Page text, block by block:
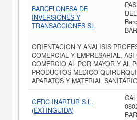
BARCELONESA DE
INVERSIONES Y
TRANSACCIONES SL
ORIENTACION Y ANALISIS
COMERCIAL Y EMPRESARIAL, ASI
COMERCIO AL POR MAYOR Y AL
PRODUCTOS MEDICO
APARATOS Y MATERIAL
GERC INARTUR S.L.
(EXTINGUIDA)